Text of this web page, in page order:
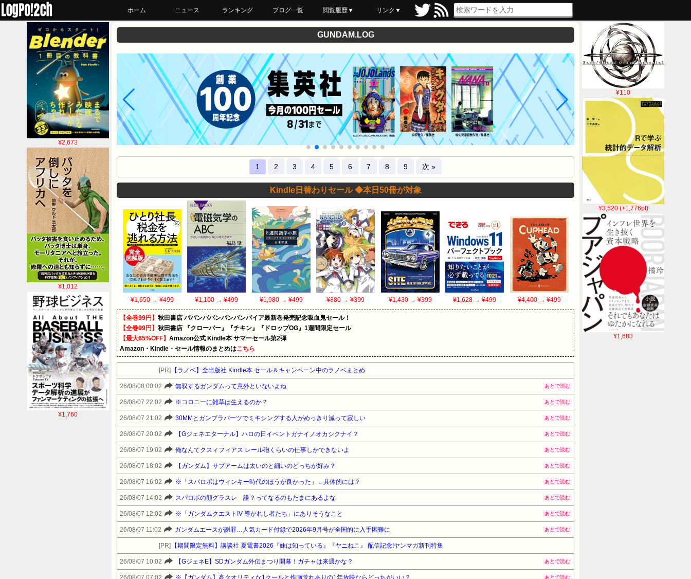
ホーム ニュース ランキング ブログ一覧 閲覧履歴▼
最近読んだ
あとで読む
ブックマーク
リンク▼
飲食店舗用品
ネットスーパー
セール情報
¥110
¥3,520 (+1,776pt)
¥1,683
¥2,673
¥1,012
¥1,760
GUNDAM.LOG
1 2 3 4 5 6 7 8 9 次 »
Kindle日替わりセール ◆本日50冊が対象
¥1,650→ ¥499 ¥1,100 → ¥499 ¥1,980→ ¥499 ¥880 → ¥399 ¥1,430→ ¥399 ¥1,628 → ¥499 ¥4,400→ ¥499
【全巻99円】 秋田書店 ババンババンバンバンパイア最新巻発売記念吸血鬼セール！
【全巻99円】 秋田書店 『クローバー』『チキン』『ドロップOG』1週間限定セール
【最大65%OFF】 Amazon公式 Kindle本 サマーセール第2弾
Amazon・Kindle・セール情報のまとめはこちら
[PR] 【ラノベ】全出版社 Kindle本 セール＆キャンペーン中のラノベまとめ
26/08/08 00:02 無双するガンダムって意外といないよね あとで読む
26/08/07 22:02 ※コロニーに雑草は生えるのか？ あとで読む
26/08/07 21:02 30MMとガンプラパーツでミキシングする人がめっきり減って寂しい あとで読む
26/08/07 20:02 【Gジェネエターナル】ハロの日イベントガナイノオカシクナイ？ あとで読む
26/08/07 19:02 俺なんてクスィフィアス レール砲くらいの仕事しかできないよ あとで読む
26/08/07 18:02 【ガンダム】サブアームは太いのと細いのどっちが好み？ あとで読む
26/08/07 16:02 ※「スパロボはウィンキー時代のほうが良かった」←具体的には？ あとで読む
26/08/07 14:02 スパロボの顔グラスレ 誰？ってなるのもたまにあるよな あとで読む
26/08/07 12:02 ※「ガンダムクエストIV 導かれし者たち」にありそうなこと あとで読む
26/08/07 11:02 ガンダムエースが謝罪…人気カード付録で2026年9月号が全国的に入手困難に あとで読む
[PR] 【期間限定無料】講談社 夏電書2026『妹は知っている』『ヤニねこ』 配信記念!ヤンマガ新刊特集
26/08/07 10:02 【GジェネE】SDガンダム外伝まつり開幕！ガチャは来週かな？ あとで読む
26/08/07 07:02 ※【ガンダム】高クオリティな1クールと作画荒れありの1年放映ならどっちがいい？ あとで読む